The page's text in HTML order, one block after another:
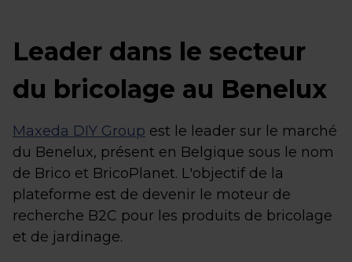
Leader dans le secteur
du bricolage au Benelux
Maxeda DIY Group est le leader sur le marché
du Benelux, présent en Belgique sous le nom
de Brico et BricoPlanet. L'objectif de la
plateforme est de devenir le moteur de
recherche B2C pour les produits de bricolage
et de jardinage.